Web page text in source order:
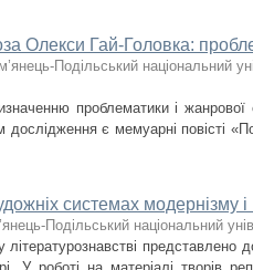
Олекси Гай-Головка:
Подільський національний
проблематики і
дослідження є мемуарні повісті
системах модернізму
Подільський національний
представлено